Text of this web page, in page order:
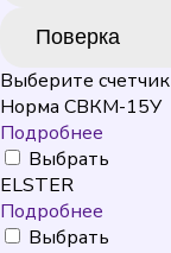
Выберите счетчик
Норма СВКМ-15У
Подробнее
Выбрать
ELSTER
Подробнее
Выбрать